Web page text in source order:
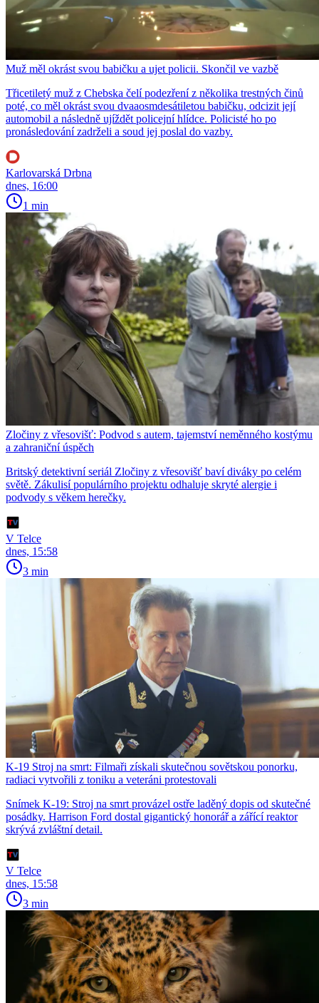
Muž měl okrást svou babičku a ujet policii. Skončil ve vazbě
Třicetiletý muž z Chebska čelí podezření z několika trestných činů
poté, co měl okrást svou dvaaosmdesátiletou babičku, odcizit její
automobil a následně ujíždět policejní hlídce. Policisté ho po
pronásledování zadrželi a soud jej poslal do vazby.
Karlovarská Drbna
dnes, 16:00
1 min
Zločiny z vřesovišť: Podvod s autem, tajemství neměnného kostýmu
a zahraniční úspěch
Britský detektivní seriál Zločiny z vřesovišť baví diváky po celém
světě. Zákulisí populárního projektu odhaluje skryté alergie i
podvody s věkem herečky.
V Telce
dnes, 15:58
3 min
K-19 Stroj na smrt: Filmaři získali skutečnou sovětskou ponorku,
radiaci vytvořili z toniku a veteráni protestovali
Snímek K-19: Stroj na smrt provázel ostře laděný dopis od skutečné
posádky. Harrison Ford dostal gigantický honorář a zářící reaktor
skrývá zvláštní detail.
V Telce
dnes, 15:58
3 min